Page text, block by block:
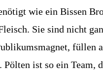
wie ein Bissen
Sie sind nicht
ist so ein Team,